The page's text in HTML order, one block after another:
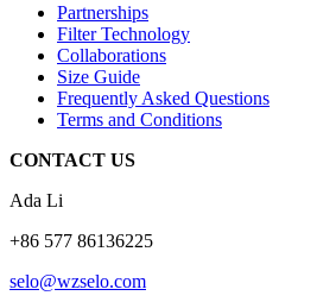
Partnerships
Filter Technology
Collaborations
Size Guide
Frequently Asked Questions
Terms and Conditions
CONTACT US
Ada Li
+86 577 86136225
selo@wzselo.com